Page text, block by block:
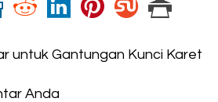
untuk Gantungan Kunci Karet
Anda